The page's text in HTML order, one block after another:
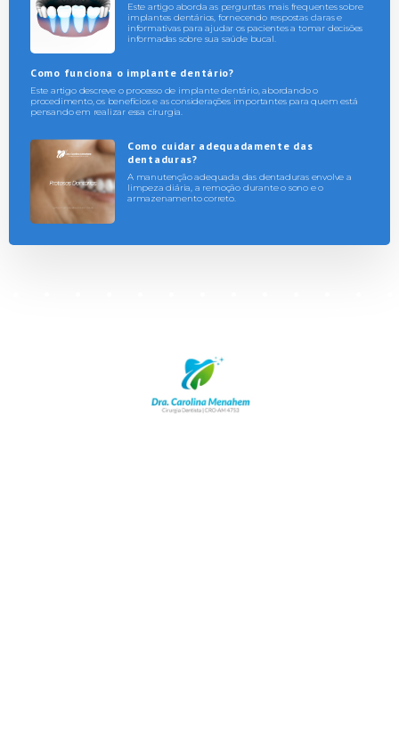
Este artigo aborda as perguntas mais frequentes sobre
implantes dentários, fornecendo respostas claras e
informativas para ajudar os pacientes a tomar decisões
informadas sobre sua saúde bucal.
Como funciona o implante dentário?
Este artigo descreve o processo de implante dentário, abordando o
procedimento, os benefícios e as considerações importantes para quem está
pensando em realizar essa cirurgia.
Como cuidar adequadamente das
dentaduras?
A manutenção adequada das dentaduras envolve a
limpeza diária, a remoção durante o sono e o
armazenamento correto.